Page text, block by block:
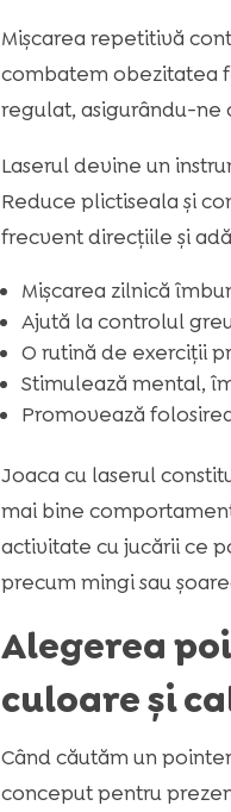
Mișcarea repetitivă
combatem obezitatea
regulat, asigurându-ne
Laserul devine un
Reduce plictiseala și
frecvent direcțiile și
Mișcarea zilnică
Ajută la controlul
O rutină de exerciții
Stimulează mental,
Promovează
Joaca cu laserul
mai bine
activitate cu jucării ce
precum mingi sau
Alegerea
culoare și
Când căutăm un
conceput pentru